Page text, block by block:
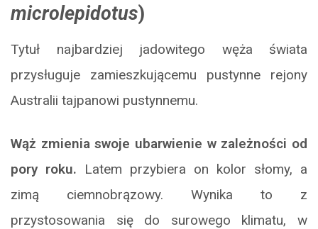
microlepidotus)
Tytuł najbardziej jadowitego węża świata
przysługuje zamieszkującemu pustynne rejony
Australii tajpanowi pustynnemu.
Wąż zmienia swoje ubarwienie w zależności od
pory roku. Latem przybiera on kolor słomy, a
zimą ciemnobrązowy. Wynika to z
przystosowania się do surowego klimatu, w